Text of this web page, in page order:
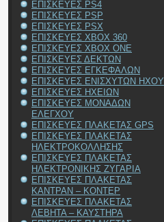
ΕΠΙΣΚΕΥΕΣ PS4
ΕΠΙΣΚΕΥΕΣ PSP
ΕΠΙΣΚΕΥΕΣ PSX
ΕΠΙΣΚΕΥΕΣ XBOX 360
ΕΠΙΣΚΕΥΕΣ XBOX ONE
ΕΠΙΣΚΕΥΕΣ ΔΕΚΤΩΝ
ΕΠΙΣΚΕΥΕΣ ΕΓΚΕΦΑΛΩΝ
ΕΠΙΣΚΕΥΕΣ ΕΝΙΣΧΥΤΩΝ ΗΧΟΥ
ΕΠΙΣΚΕΥΕΣ ΗΧΕΙΩΝ
ΕΠΙΣΚΕΥΕΣ ΜΟΝΑΔΩΝ
ΕΛΕΓΧΟΥ
ΕΠΙΣΚΕΥΕΣ ΠΛΑΚΕΤΑΣ GPS
ΕΠΙΣΚΕΥΕΣ ΠΛΑΚΕΤΑΣ
ΗΛΕΚΤΡΟΚΟΛΛΗΣΗΣ
ΕΠΙΣΚΕΥΕΣ ΠΛΑΚΕΤΑΣ
ΗΛΕΚΤΡΟΝΙΚΗΣ ΖΥΓΑΡΙΑ
ΕΠΙΣΚΕΥΕΣ ΠΛΑΚΕΤΑΣ
ΚΑΝΤΡΑΝ – ΚΟΝΤΕΡ
ΕΠΙΣΚΕΥΕΣ ΠΛΑΚΕΤΑΣ
ΛΕΒΗΤΑ – ΚΑΥΣΤΗΡΑ